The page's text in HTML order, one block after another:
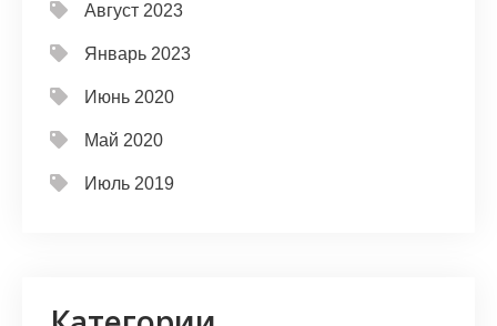
Август 2023
Январь 2023
Июнь 2020
Май 2020
Июль 2019